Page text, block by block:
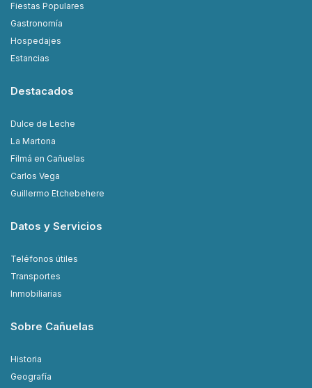
Fiestas Populares
Gastronomía
Hospedajes
Estancias
Destacados
Dulce de Leche
La Martona
Filmá en Cañuelas
Carlos Vega
Guillermo Etchebehere
Datos y Servicios
Teléfonos útiles
Transportes
Inmobiliarias
Sobre Cañuelas
Historia
Geografía